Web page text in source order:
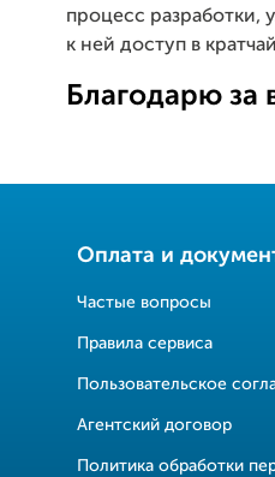
процесс разработки,
к ней доступ в
Благодарю за
Оплата и
Частые вопросы
Правила сервиса
Пользовательское
Агентский договор
Политика обработки